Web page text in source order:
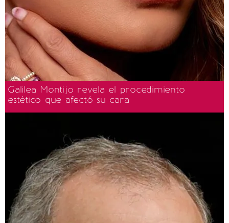
Galilea Montijo revela el procedimiento
estético que afectó su cara